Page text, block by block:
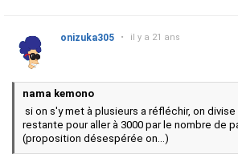
onizuka305 • il y a 21 ans
nama kemono
si on s'y met à plusieurs a réfléchir, on
restante pour aller à 3000 par le nombre de
(proposition désespérée on...)